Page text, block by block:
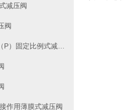
减压阀
阀
YB43X-10（16）T（P）固定比例式减压阀
作用薄膜式减压阀